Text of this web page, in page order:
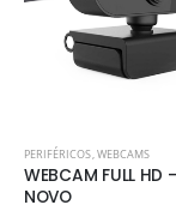
PERIFÉRICOS,WEBCAMS
WEBCAM FULL HD
NOVO